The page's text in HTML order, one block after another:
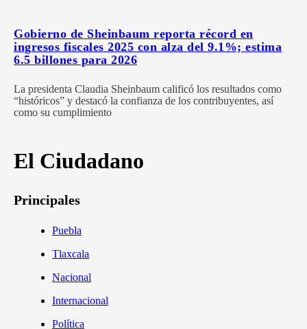
Gobierno de Sheinbaum reporta récord en
ingresos fiscales 2025 con alza del 9.1%; estima
6.5 billones para 2026
La presidenta Claudia Sheinbaum calificó los resultados como
“históricos” y destacó la confianza de los contribuyentes, así
como su cumplimiento
El Ciudadano
Principales
Puebla
Tlaxcala
Nacional
Internacional
Política